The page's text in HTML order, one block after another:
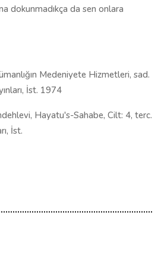
dokunmadıkça da sen onlara
Medeniyete Hizmetleri, sad.
İst. 1974
Hayatu's-Sahabe, Cilt: 4, terc.
İst.